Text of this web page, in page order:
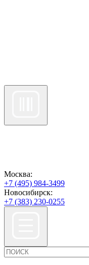
Москва:
+7 (495) 984-3499
Новосибирск:
+7 (383) 230-0255